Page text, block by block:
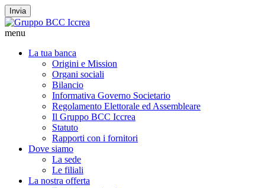
Invia
menu
La tua banca
Origini e Mission
Organi sociali
Bilancio
Informativa Governo Societario
Regolamento Elettorale ed Assembleare
Il Gruppo BCC Iccrea
Statuto
Rapporti con i fornitori
Dove siamo
La sede
Le filiali
La nostra offerta